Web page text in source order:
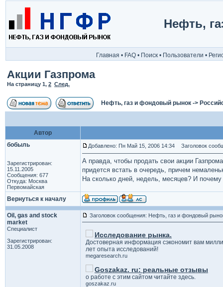
Нефть,
Главная • FAQ • Поиск • Пользователи •
Акции Газпрома
На страницу 1, 2 След.
Нефть, газ и фондовый рынок ->
Автор
бобыль
Зарегистрирован:
15.11.2005
Сообщения: 677
Откуда: Москва
Первомайская
Добавлено: Пн Май 15, 2006 14:34 Заголовок
А правда, чтобы продать свои акции
придется встать в очередь, причем
На сколько дней, недель, месяцев? И почему
Вернуться к началу
Oil, gas and stock
market
Специалист
Зарегистрирован:
31.05.2008
Заголовок сообщения: Нефть, газ и фондовый
Исследование рынка.
Достоверная информация сэкономит вам
лет опыта исследований!
megaresearch.ru
Goszakaz. ru: реальные отзывы
о работе с этим сайтом читайте здесь.
goszakaz.ru